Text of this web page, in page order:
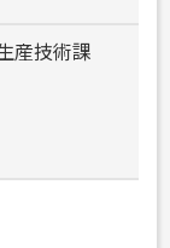
産技術課